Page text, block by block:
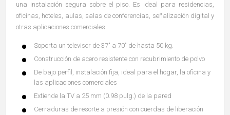
una instalación segura sobre el piso. Es ideal para residencias,
oficinas, hoteles, aulas, salas de conferencias, señalización digital y
otras aplicaciones comerciales.
Soporta un televisor de 37" a 70" de hasta 50 kg.
Construcción de acero resistente con recubrimiento de polvo
De bajo perfil, instalación fija, ideal para el hogar, la oficina y
las aplicaciones comerciales
Extiende la TV a 25 mm (0.98 pulg.) de la pared
Cerraduras de resorte a presión con cuerdas de liberación